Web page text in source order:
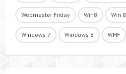
Webmaster Friday Win8 Win 8
Windows 7 Windows 8 WMF